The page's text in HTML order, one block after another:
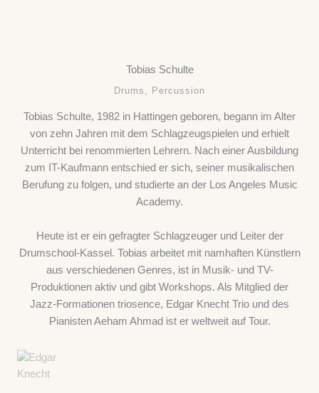
Tobias Schulte
Drums, Percussion
Tobias Schulte, 1982 in Hattingen geboren, begann im Alter
von zehn Jahren mit dem Schlagzeugspielen und erhielt
Unterricht bei renommierten Lehrern. Nach einer Ausbildung
zum IT-Kaufmann entschied er sich, seiner musikalischen
Berufung zu folgen, und studierte an der Los Angeles Music
Academy.
Heute ist er ein gefragter Schlagzeuger und Leiter der
Drumschool-Kassel. Tobias arbeitet mit namhaften Künstlern
aus verschiedenen Genres, ist in Musik- und TV-
Produktionen aktiv und gibt Workshops. Als Mitglied der
Jazz-Formationen triosence, Edgar Knecht Trio und des
Pianisten Aeham Ahmad ist er weltweit auf Tour.